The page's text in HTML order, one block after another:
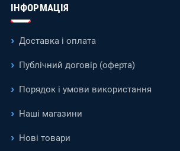
ІНФОРМАЦІЯ
Доставка і оплата
Публічний договір (оферта)
Порядок і умови використання
Наші магазини
Нові товари